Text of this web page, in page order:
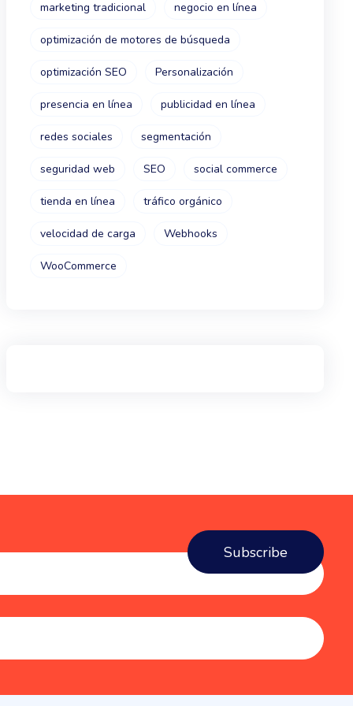
marketing tradicional negocio en línea
optimización de motores de búsqueda
optimización SEO Personalización
presencia en línea publicidad en línea
redes sociales segmentación
seguridad web SEO social commerce
tienda en línea tráfico orgánico
velocidad de carga Webhooks
WooCommerce